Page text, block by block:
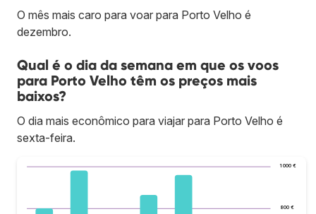
O mês mais caro para voar para Porto Velho é
dezembro.
Qual é o dia da semana em que os voos
para Porto Velho têm os preços mais
baixos?
O dia mais econômico para viajar para Porto Velho é
sexta-feira.
800 €
1 000 €